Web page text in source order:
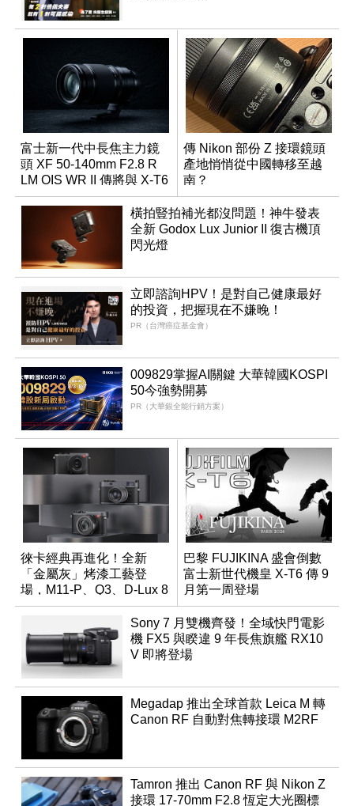
富士新一代中長焦主力鏡
頭 XF 50-140mm F2.8 R
LM OIS WR II 傳將與 X-T6
同步亮相
傳 Nikon 部份 Z 接環鏡頭
產地悄悄從中國轉移至越
南？
橫拍豎拍補光都沒問題！神牛發表
全新 Godox Lux Junior II 復古機頂
閃光燈
立即諮詢HPV！是對自己健康最好
的投資，把握現在不嫌晚！
PR（台灣癌症基金會）
009829掌握AI關鍵 大華韓國KOSPI
50今強勢開募
PR（大華銀全能行銷方案）
徠卡經典再進化！全新
「金屬灰」烤漆工藝登
場，M11-P、Q3、D-Lux 8
領銜換裝
巴黎 FUJIKINA 盛會倒數
富士新世代機皇 X-T6 傳 9
月第一周登場
Sony 7 月雙機齊發！全域快門電影
機 FX5 與睽違 9 年長焦旗艦 RX10
V 即將登場
Megadap 推出全球首款 Leica M 轉
Canon RF 自動對焦轉接環 M2RF
Tamron 推出 Canon RF 與 Nikon Z
接環 17-70mm F2.8 恆定大光圈標